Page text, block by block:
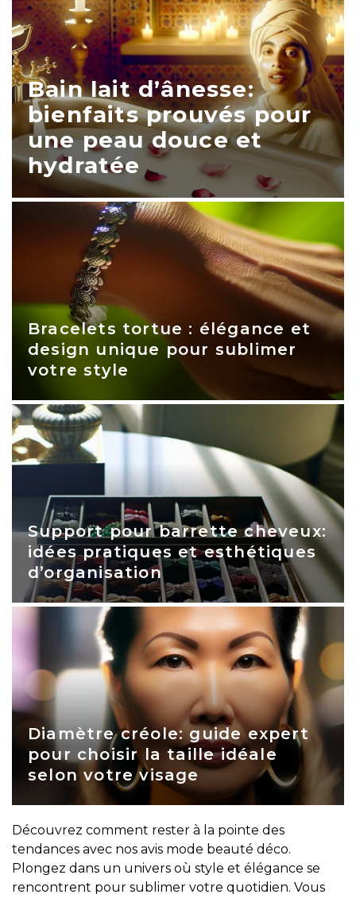
Bain lait d’ânesse:
bienfaits prouvés pour
une peau douce et
hydratée
Bracelets tortue : élégance et
design unique pour sublimer
votre style
Support pour barrette cheveux:
idées pratiques et esthétiques
d’organisation
Diamètre créole: guide expert
pour choisir la taille idéale
selon votre visage
Découvrez comment rester à la pointe des
tendances avec nos avis mode beauté déco.
Plongez dans un univers où style et élégance se
rencontrent pour sublimer votre quotidien. Vous